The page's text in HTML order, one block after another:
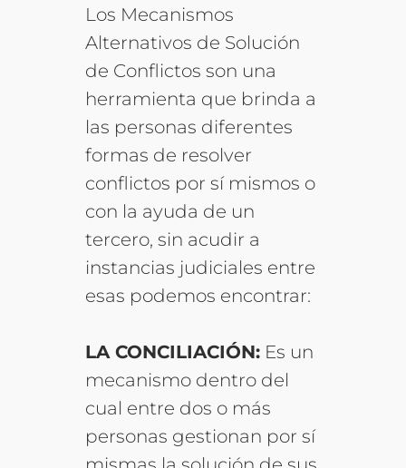
Los Mecanismos
Alternativos de Solución
de Conflictos son una
herramienta que brinda a
las personas diferentes
formas de resolver
conflictos por sí mismos o
con la ayuda de un
tercero, sin acudir a
instancias judiciales entre
esas podemos encontrar:
LA CONCILIACIÓN: Es un
mecanismo dentro del
cual entre dos o más
personas gestionan por sí